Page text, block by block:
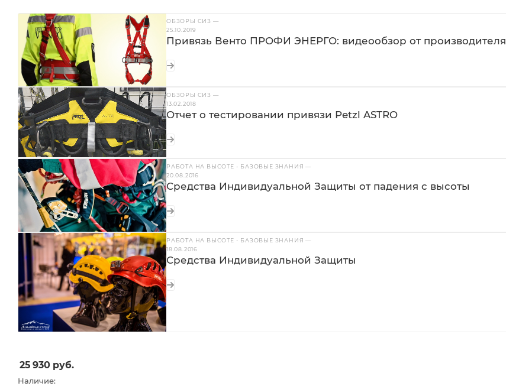
ОБЗОРЫ СИЗ —
25.10.2019
Привязь Венто ПРОФИ ЭНЕРГО: видеообзор от производителя
ОБЗОРЫ СИЗ —
13.02.2018
Отчет о тестировании привязи Petzl ASTRO
РАБОТА НА ВЫСОТЕ - БАЗОВЫЕ ЗНАНИЯ—
20.08.2016
Средства Индивидуальной Защиты от падения с высоты
РАБОТА НА ВЫСОТЕ - БАЗОВЫЕ ЗНАНИЯ—
18.08.2016
Средства Индивидуальной Защиты
25 930 руб.
Наличие: